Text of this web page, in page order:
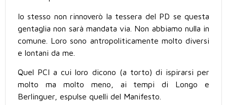
Io stesso non rinnoverò la tessera del PD se questa
gentaglia non sarà mandata via. Non abbiamo nulla in
comune. Loro sono antropoliticamente molto diversi
e lontani da me.
Quel PCI a cui loro dicono (a torto) di ispirarsi per
molto ma molto meno, ai tempi di Longo e
Berlinguer, espulse quelli del Manifesto.